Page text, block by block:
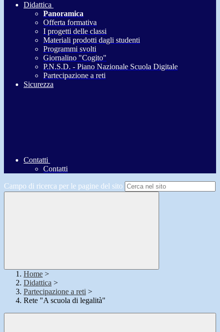
Didattica
Panoramica
Offerta formativa
I progetti delle classi
Materiali prodotti dagli studenti
Programmi svolti
Giornalino "Cogito"
P.N.S.D. - Piano Nazionale Scuola Digitale
Partecipazione a reti
Sicurezza
Contatti
Contatti
Campo di ricerca per le pagine del sito
Home >
Didattica >
Partecipazione a reti >
Rete "A scuola di legalità"